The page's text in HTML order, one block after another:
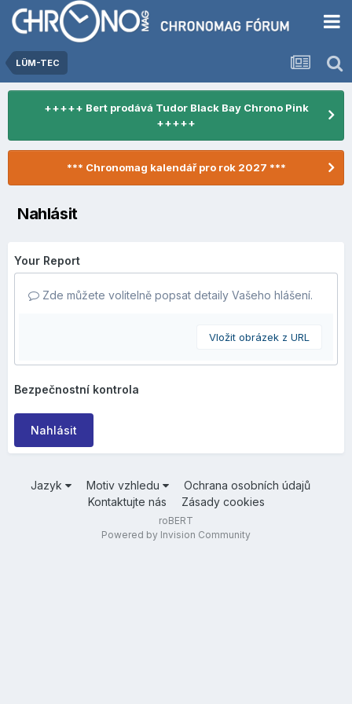
LÜM-TEC
+++++ Bert prodává Tudor Black Bay Chrono Pink
+++++
*** Chronomag kalendář pro rok 2027 ***
Nahlásit
Your Report
Zde můžete volitelně popsat detaily Vašeho hlášení.
Vložit obrázek z URL
Bezpečnostní kontrola
Nahlásit
Jazyk Motiv vzhledu
Ochrana osobních údajů
Kontaktujte nás
Zásady cookies
roBERT
Powered by Invision Community